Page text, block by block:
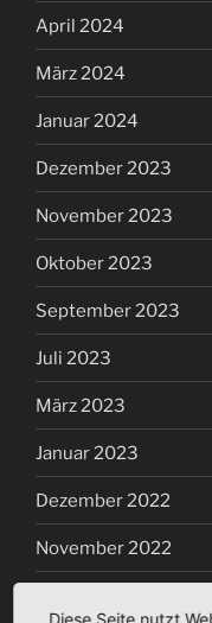
April 2024
März 2024
Januar 2024
Dezember 2023
November 2023
Oktober 2023
September 2023
Juli 2023
März 2023
Januar 2023
Dezember 2022
November 2022
Diese Seite nutzt